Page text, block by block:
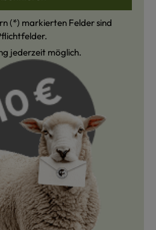
(*) markierten Felder sind
jederzeit möglich.